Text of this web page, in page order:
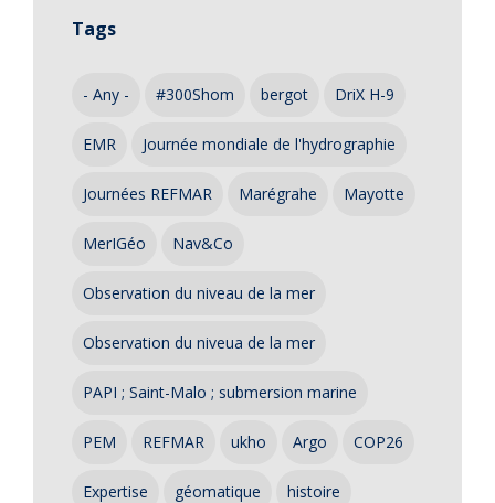
Tags
- Any - #300Shom bergot DriX H-9
EMR Journée mondiale de l'hydrographie
Journées REFMAR Marégrahe Mayotte
MerIGéo Nav&Co
Observation du niveau de la mer
Observation du niveua de la mer
PAPI ; Saint-Malo ; submersion marine
PEM REFMAR ukho Argo COP26
Expertise géomatique histoire